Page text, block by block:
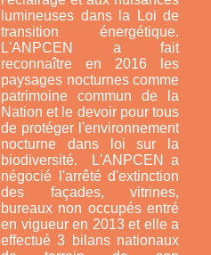
lumineuses dans la Loi de
transition énergétique.
L'ANPCEN a fait
reconnaître en 2016 les
paysages nocturnes comme
patrimoine commun de la
Nation et le devoir pour tous
de protéger l'environnement
nocturne dans loi sur la
biodiversité.
L'ANPCEN a
négocié l'arrêté d'extinction
des façades, vitrines,
bureaux non occupés entré
en vigueur en 2013 et elle a
effectué 3 bilans nationaux